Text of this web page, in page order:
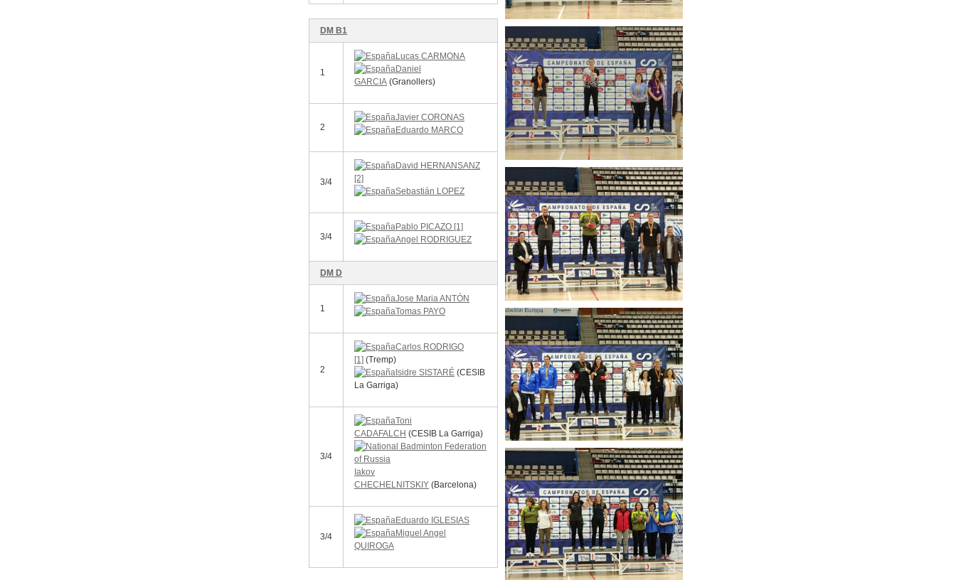
DM B1
1
Lucas CARMONA
Daniel
GARCIA (Granollers)
2
Javier CORONAS
Eduardo MARCO
3/4
David HERNANSANZ
[2]
Sebastián LOPEZ
3/4
Pablo PICAZO [1]
Angel RODRIGUEZ
DM D
1
Jose Maria ANTÓN
Tomas PAYO
2
Carlos RODRIGO
[1] (Tremp)
Isidre SISTARÉ (CESIB
La Garriga)
3/4
Toni
CADAFALCH (CESIB La Garriga)
Iakov
CHECHELNITSKIY (Barcelona)
3/4
Eduardo IGLESIAS
Miguel Angel
QUIROGA